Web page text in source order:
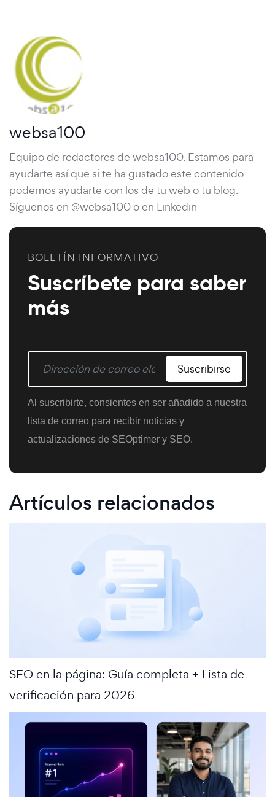
websa100
Equipo de redactores de websa100. Estamos para
ayudarte así que si te ha gustado este contenido
podemos ayudarte con los de tu web o tu blog.
Síguenos en @websa100 o en Linkedin
BOLETÍN INFORMATIVO
Suscríbete para saber
más
Suscribirse
Al suscribirte, consientes en ser añadido a nuestra
lista de correo para recibir noticias y
actualizaciones de SEOptimer y SEO.
Artículos relacionados
SEO en la página: Guía completa + Lista de
verificación para 2026